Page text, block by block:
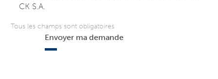
CK S.A.
Tous les champs sont obligatoires
Envoyer ma demande